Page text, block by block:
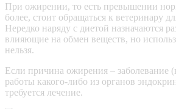
При ожирении, то есть превышении
более, стоит обращаться к ветеринару
Нередко наряду с диетой назначаются
влияющие на обмен веществ, но
нельзя.
Если причина ожирения – заболевание
работы какого-либо из органов
требуется лечение.